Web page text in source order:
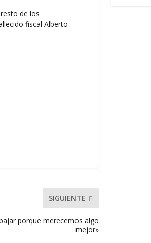
de los
fiscal Alberto
SIGUIENTE
porque merecemos algo
mejor»